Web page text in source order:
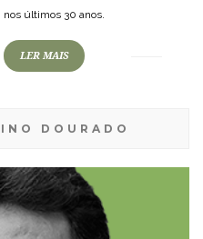
nos últimos 30 anos.
LER MAIS
DOURADO